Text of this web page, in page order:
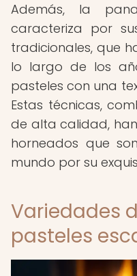
Además, la
caracteriza por
tradicionales, que
lo largo de los
pasteles con una
Estas técnicas,
de alta calidad,
horneados que
mundo por su
Variedades
pasteles